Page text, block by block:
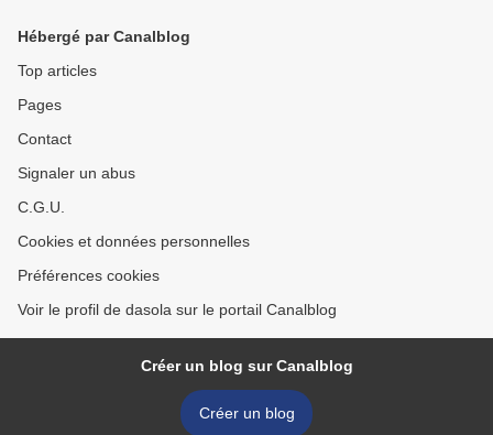
Hébergé par Canalblog
Top articles
Pages
Contact
Signaler un abus
C.G.U.
Cookies et données personnelles
Préférences cookies
Voir le profil de dasola sur le portail Canalblog
Créer un blog sur Canalblog
Créer un blog